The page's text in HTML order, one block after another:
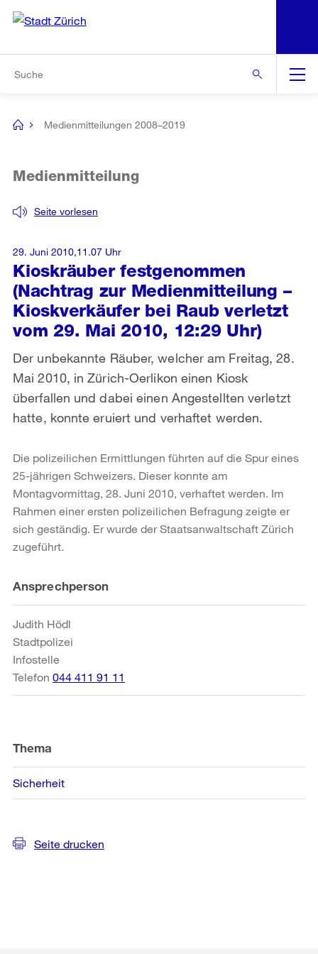
Navigation
[no
Medienmitteilungen 2008–2019
Kioskräuber festgenommen
(Nachtrag zur Medienmitteilung –
Kioskverkäufer bei Raub verletzt
vom 29. Mai 2010, 12:29 Uhr)
Seite vorlesen
Medienmitteilung
Der unbekannte Räuber, welcher am Freitag, 28.
Mai 2010, in Zürich-Oerlikon einen Kiosk
überfallen und dabei einen Angestellten verletzt
hatte, konnte eruiert und verhaftet werden.
29. Juni 2010,11.07 Uhr
Die polizeilichen Ermittlungen führten auf die Spur eines
25-jährigen Schweizers. Dieser konnte am
Montagvormittag, 28. Juni 2010, verhaftet werden. Im
Rahmen einer ersten polizeilichen Befragung zeigte er
sich geständig. Er wurde der Staatsanwaltschaft Zürich
zugeführt.
Weitere
Informationen
Ansprechperson
Judith Hödl
Stadtpolizei
Infostelle
Telefon 044 411 91 11
Thema
Sicherheit
Seite drucken